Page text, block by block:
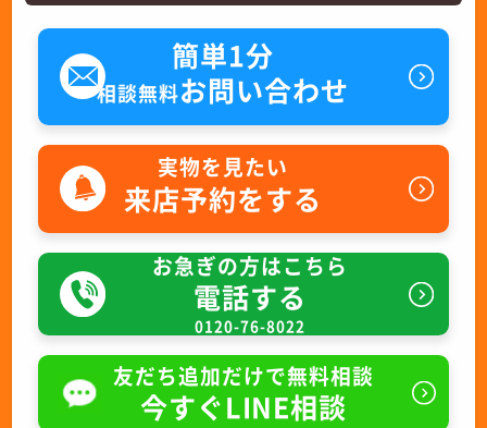
簡単1分
相談無料お問い合わせ
実物を見たい
来店予約をする
お急ぎの方はこちら
電話する
0120-76-8022
友だち追加だけで無料相談
今すぐLINE相談